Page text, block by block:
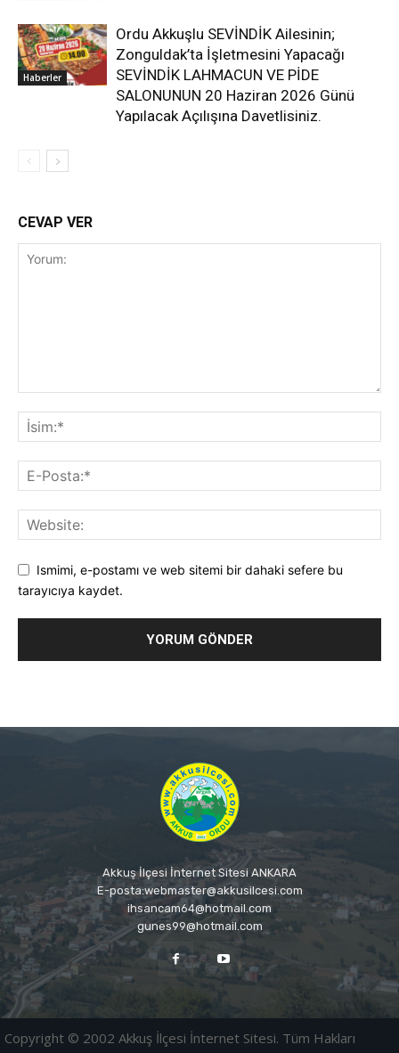
Haberler
Ordu Akkuşlu SEVİNDİK Ailesinin;
Zonguldak’ta İşletmesini Yapacağı
SEVİNDİK LAHMACUN VE PİDE
SALONUNUN 20 Haziran 2026 Günü
Yapılacak Açılışına Davetlisiniz.
CEVAP VER
Ismimi, e-postamı ve web sitemi bir dahaki sefere bu
tarayıcıya kaydet.
Akkuş İlçesi İnternet Sitesi ANKARA
E-posta:webmaster@akkusilcesi.com
ihsancam64@hotmail.com
gunes99@hotmail.com
Copyright © 2002 Akkuş İlçesi İnternet Sitesi. Tüm Hakları